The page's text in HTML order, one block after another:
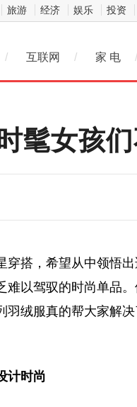
旅游 经济 娱乐 投资
/ 互联网 / 家 电 /
髦女孩
穿搭，希望从中领悟
难以驾驭的时尚单品
绒服真的帮大家解决
计时尚